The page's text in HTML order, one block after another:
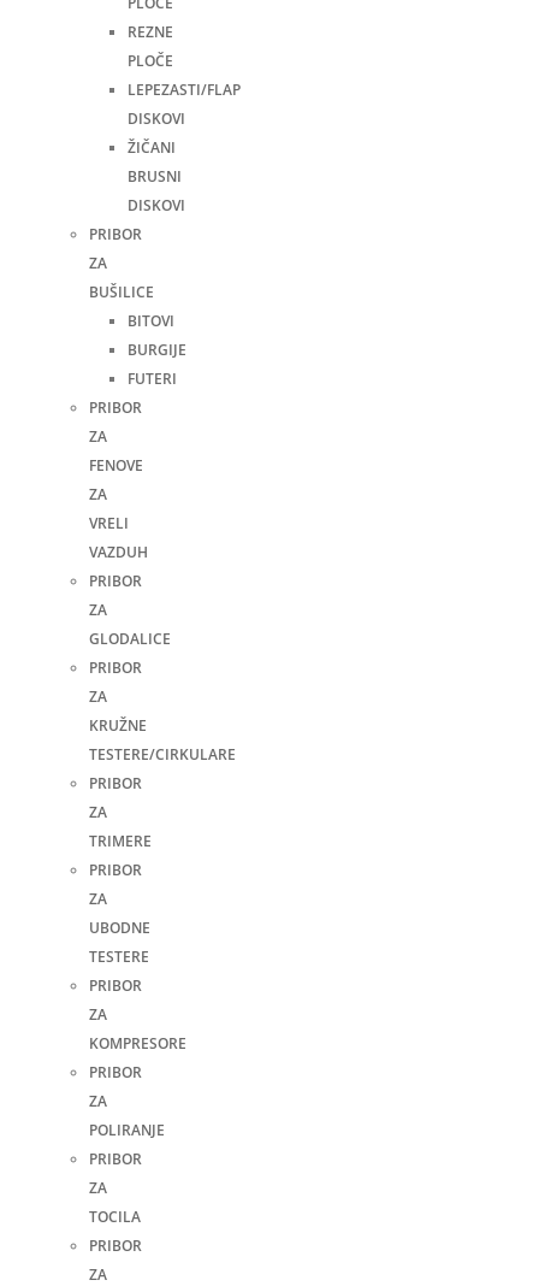
REZNE
PLOČE
LEPEZASTI/FLAP
DISKOVI
ŽIČANI
BRUSNI
DISKOVI
PRIBOR
ZA
BUŠILICE
BITOVI
BURGIJE
FUTERI
PRIBOR
ZA
FENOVE
ZA
VRELI
VAZDUH
PRIBOR
ZA
GLODALICE
PRIBOR
ZA
KRUŽNE
TESTERE/CIRKULARE
PRIBOR
ZA
TRIMERE
PRIBOR
ZA
UBODNE
TESTERE
PRIBOR
ZA
KOMPRESORE
PRIBOR
ZA
POLIRANJE
PRIBOR
ZA
TOCILA
PRIBOR
ZA